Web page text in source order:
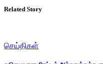
Related Story
செய்திகள்